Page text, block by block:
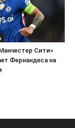
Сити»
Фернандеса на